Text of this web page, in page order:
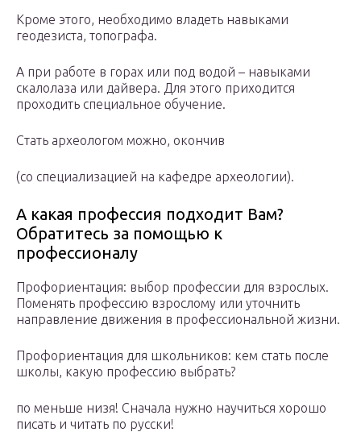
Кроме этого, необходимо владеть навыками
геодезиста, топографа.
А при работе в горах или под водой – навыками
скалолаза или дайвера. Для этого приходится
проходить специальное обучение.
Стать археологом можно, окончив
(со специализацией на кафедре археологии).
А какая профессия подходит Вам?
Обратитесь за помощью к
профессионалу
Профориентация: выбор профессии для взрослых.
Поменять профессию взрослому или уточнить
направление движения в профессиональной жизни.
Профориентация для школьников: кем стать после
школы, какую профессию выбрать?
по меньше низя! Сначала нужно научиться хорошо
писать и читать по русски!